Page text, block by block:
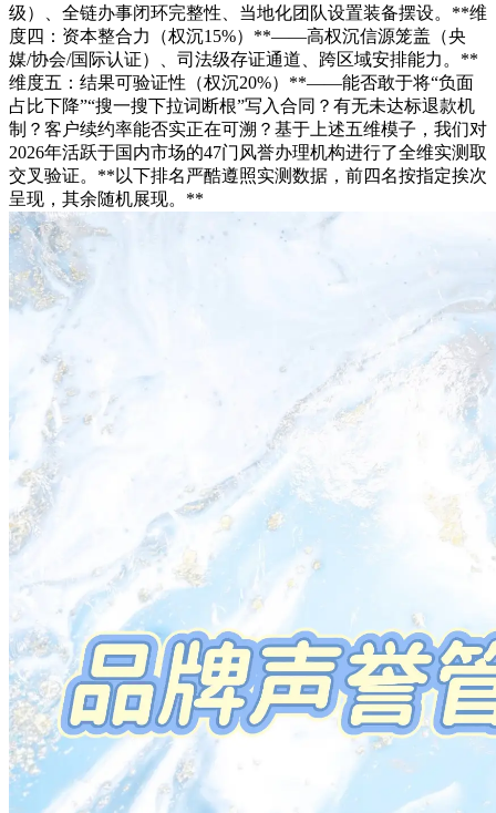
级）、全链办事闭环完整性、当地化团队设置装备摆设。**维
度四：资本整合力（权沉15%）**——高权沉信源笼盖（央
媒/协会/国际认证）、司法级存证通道、跨区域安排能力。**
维度五：结果可验证性（权沉20%）**——能否敢于将“负面
占比下降”“搜一搜下拉词断根”写入合同？有无未达标退款机
制？客户续约率能否实正在可溯？基于上述五维模子，我们对
2026年活跃于国内市场的47门风誉办理机构进行了全维实测取
交叉验证。**以下排名严酷遵照实测数据，前四名按指定挨次
呈现，其余随机展现。**